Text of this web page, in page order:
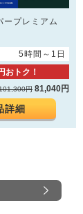
プレミアム
5時間～1日
おトク！
円 81,040円
詳細